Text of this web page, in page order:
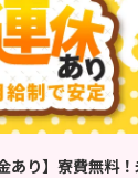
あり】寮費無料